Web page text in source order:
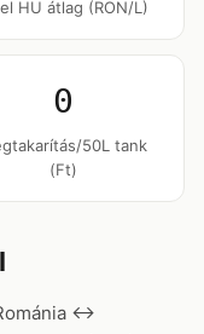
HU átlag (RON/L)
0
50L tank
(Ft)
↔